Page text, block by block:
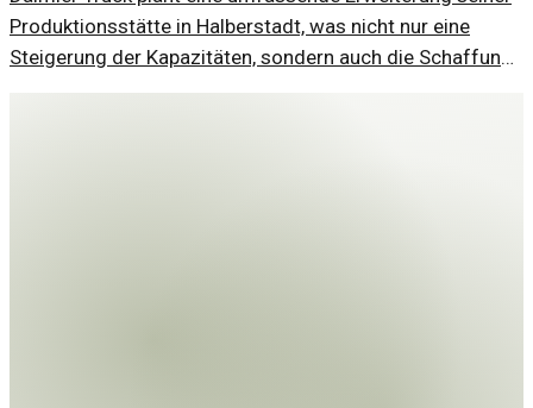
Produktionsstätte in Halberstadt, was nicht nur eine
Steigerung der Kapazitäten, sondern auch die Schaffung
neuer Arbeitsplätze mit sich bringt. Ein bedeutender